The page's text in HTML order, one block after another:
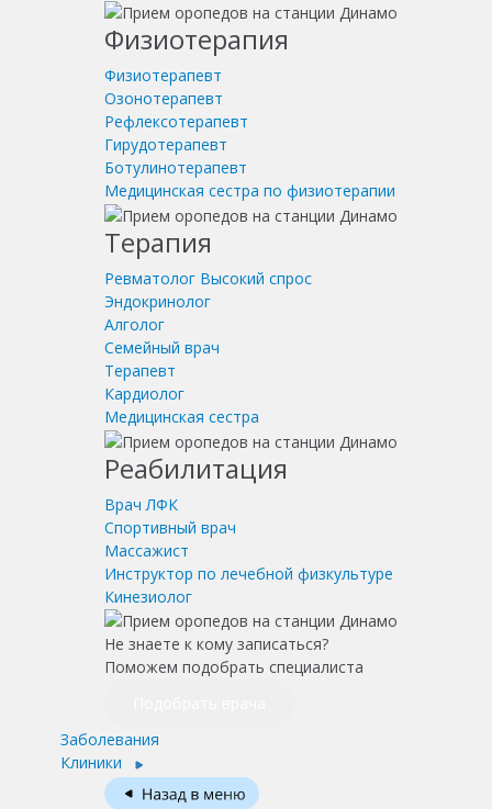
Физиотерапия
Физиотерапевт
Озонотерапевт
Рефлексотерапевт
Гирудотерапевт
Ботулинотерапевт
Медицинская сестра по физиотерапии
Терапия
Ревматолог Высокий спрос
Эндокринолог
Алголог
Семейный врач
Терапевт
Кардиолог
Медицинская сестра
Реабилитация
Врач ЛФК
Спортивный врач
Массажист
Инструктор по лечебной физкультуре
Кинезиолог
Не знаете к кому записаться?
Поможем подобрать специалиста
Заболевания
Клиники